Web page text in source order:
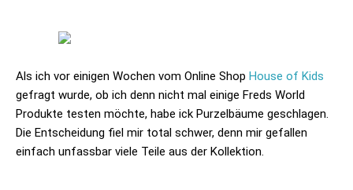
Als ich vor einigen Wochen vom Online Shop House of Kids
gefragt wurde, ob ich denn nicht mal einige Freds World
Produkte testen möchte, habe ick Purzelbäume geschlagen.
Die Entscheidung fiel mir total schwer, denn mir gefallen
einfach unfassbar viele Teile aus der Kollektion.